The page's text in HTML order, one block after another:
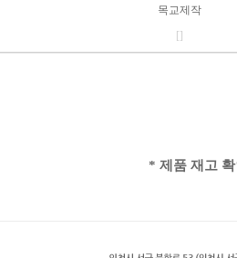
목교제작
[]
* 제품 재고